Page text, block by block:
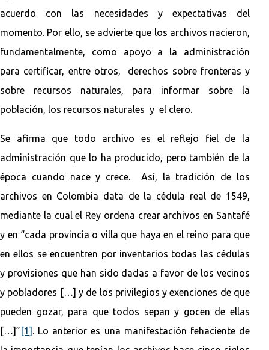
acuerdo con las necesidades y expectativas del
momento. Por ello, se advierte que los archivos nacieron,
fundamentalmente, como apoyo a la administración
para certificar, entre otros, derechos sobre fronteras y
sobre recursos naturales, para informar sobre la
población, los recursos naturales y el clero.
Se afirma que todo archivo es el reflejo fiel de la
administración que lo ha producido, pero también de la
época cuando nace y crece. Así, la tradición de los
archivos en Colombia data de la cédula real de 1549,
mediante la cual el Rey ordena crear archivos en Santafé
y en “cada provincia o villa que haya en el reino para que
en ellos se encuentren por inventarios todas las cédulas
y provisiones que han sido dadas a favor de los vecinos
y pobladores […] y de los privilegios y exenciones de que
pueden gozar, para que todos sepan y gocen de ellas
[…]” [1] . Lo anterior es una manifestación fehaciente de